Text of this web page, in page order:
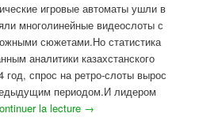
игровые автоматы ушли в
многолинейные видеослоты с
сюжетами.Но статистика
аналитики казахстанского
год, спрос на ретро-слоты вырос
периодом.И лидером
la lecture →